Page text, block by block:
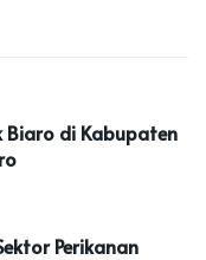
Biaro di Kabupaten
Perikanan